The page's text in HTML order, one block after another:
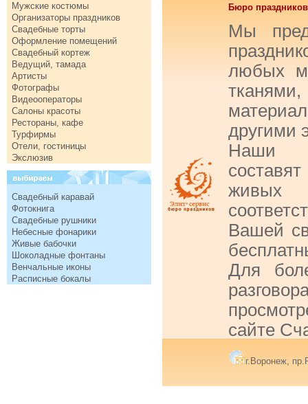
Мужские костюмы
Организаторы праздников
Свадебные торты
Оформление помещений
Свадебный кортеж
Ведущий, тамада
Артисты
Фотографы
Видеооператоры
Салоны красоты
Рестораны, кафе
Турфирмы
Отели, гостиницы
Экслюзив
Свадебный каравай
Фотокнига
Свадебные рушники
Небесные фонарики
Живые бабочки
Шоколадные фонтаны
Венчальные иконы
Расписные бокалы
Бюро
Мы
любых
другими
Наши
живых
Вашей
Для
сайте
г.Воронеж,